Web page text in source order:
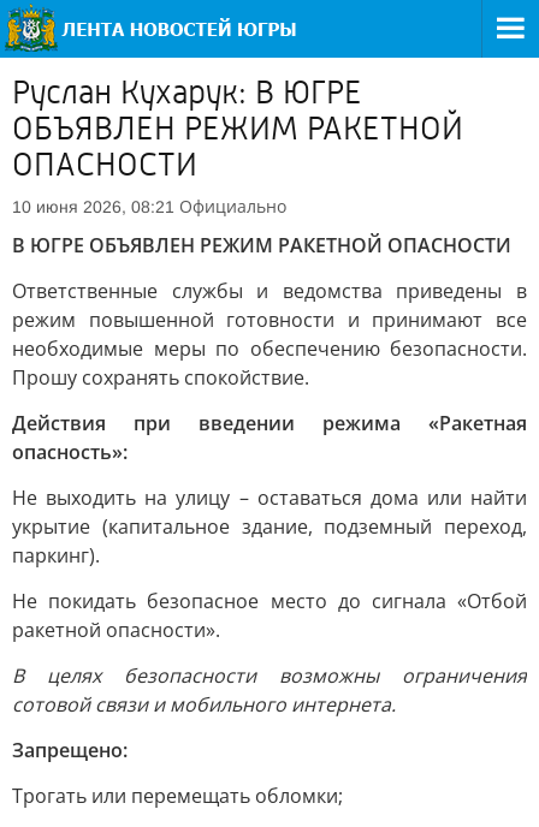
Руслан Кухарук: В ЮГРЕ
ОБЪЯВЛЕН РЕЖИМ РАКЕТНОЙ
ОПАСНОСТИ
10 июня 2026, 08:21 Официально
В ЮГРЕ ОБЪЯВЛЕН РЕЖИМ РАКЕТНОЙ ОПАСНОСТИ
Ответственные службы и ведомства приведены в
режим повышенной готовности и принимают все
необходимые меры по обеспечению безопасности.
Прошу сохранять спокойствие.
Действия при введении режима «Ракетная
опасность»:
Не выходить на улицу – оставаться дома или найти
укрытие (капитальное здание, подземный переход,
паркинг).
Не покидать безопасное место до сигнала «Отбой
ракетной опасности».
В целях безопасности возможны ограничения
сотовой связи и мобильного интернета.
Запрещено:
Трогать или перемещать обломки;